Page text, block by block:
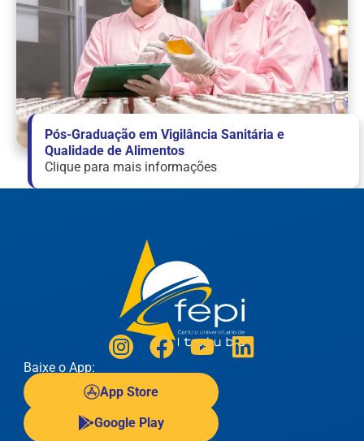
Pós-Graduação em Vigilância Sanitária e
Qualidade de Alimentos
Clique para mais informações
Baixe o App:
App Store
Google Play